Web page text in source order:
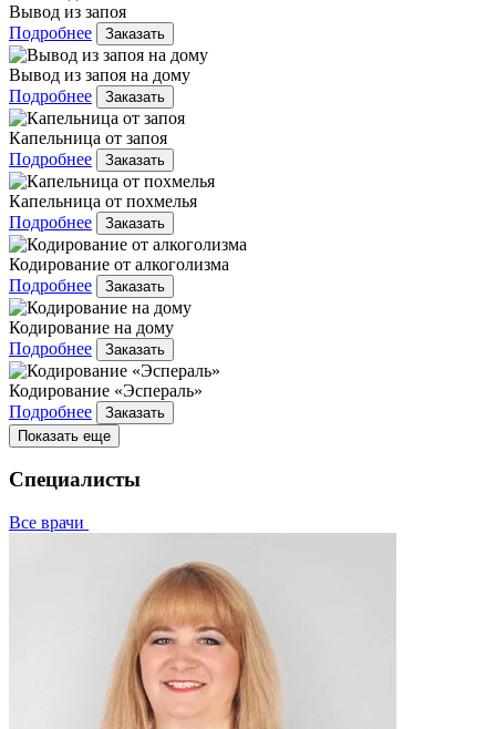
Вывод из запоя
Подробнее
Заказать
Вывод из запоя на дому
Подробнее
Заказать
Капельница от запоя
Подробнее
Заказать
Капельница от похмелья
Подробнее
Заказать
Кодирование от алкоголизма
Подробнее
Заказать
Кодирование на дому
Подробнее
Заказать
Кодирование «Эспераль»
Подробнее
Заказать
Показать еще
Специалисты
Все врачи